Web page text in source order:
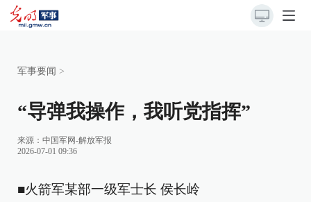
军事要闻 >
“导弹我操作，我听党指挥”
来源： 中国军网-解放军报
2026-07-01 09:36
■火箭军某部一级军士长 侯长岭